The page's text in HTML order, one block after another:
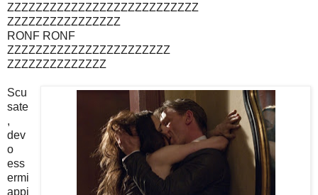
ZZZZZZZZZZZZZZZZZZZZZZZZZZZ
ZZZZZZZZZZZZZZZZ
RONF RONF
ZZZZZZZZZZZZZZZZZZZZZZZ
ZZZZZZZZZZZZZZ
Scu
sate
,
dev
o
ess
ermi
appi